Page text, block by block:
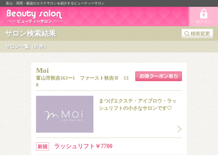
富山・高岡・砺波のエステサロンを紹介するビューティーサロン
ログイン
サロン検索結果
サロン一覧（97件）
Moi
富山市秋吉163ー1 ファースト秋吉Ⅲ 13
8
まつげエクステ・アイブロウ・ラッ
シュリフトの小さなサロンです♡
ラッシュリフト￥7700